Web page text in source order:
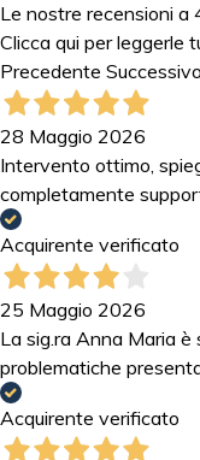
Le nostre recensioni a
Clicca qui per leggerle
Precedente Successivo
28 Maggio 2026
Intervento ottimo,
completamente
Acquirente verificato
25 Maggio 2026
La sig.ra Anna Maria
problematiche
Acquirente verificato